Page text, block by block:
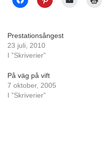
Prestationsångest
23 juli, 2010
I ”Skriverier”
På väg på vift
7 oktober, 2005
I ”Skriverier”